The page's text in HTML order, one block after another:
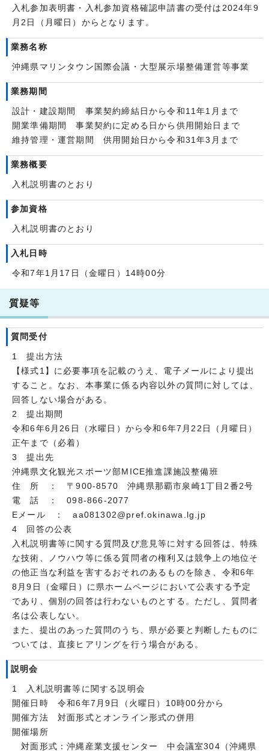
入札参加表明書・入札参加資格確認申請書の受付は2024年9
月2日（月曜日）からとなります。
業務名称
沖縄県マリンタウン国際会議・大型展示場整備運営等事業
業務期間
設計・建設期間 事業契約締結日から令和11年1月まで
開業準備期間 事業契約に定める日から供用開始日まで
維持管理・運営期間 供用開始日から令和31年3月まで
業務概要
入札説明書のとおり
参加資格
入札説明書のとおり
入札日時
令和7年1月17日（金曜日）14時00分
質疑等
質問受付
1 提出方法
【様式1】に必要事項を記載のうえ、電子メールにより提出
すること。なお、本事業に係る内容以外の質問に対しては、
回答しない場合がある。
2 提出期間
令和6年6月26日（水曜日）から令和6年7月22日（月曜日）
正午まで（必着）
3 提出先
沖縄県文化観光スポーツ部MICE推進課施設整備班
住 所 ： 〒900-8570 沖縄県那覇市泉崎1丁目2番2号
電 話 ： 098-866-2077
Eメール ： aa081302@pref.okinawa.lg.jp
4 回答の公表
入札説明書等に関する質問及び意見等に対する回答は、特殊
な技術、ノウハウ等に係る質問者の権利又は競争上の地位そ
の他正当な利益を害するおそれのあるものを除き、令和6年
8月9日（金曜日）に県ホームページにおいて公表する予定
であり、個別の回答は行わないものとする。ただし、質問者
名は公表しない。
また、提出のあった質問のうち、県が必要と判断したものに
ついては、直接ヒアリングを行う場合がある。
説明会
1 入札説明書等に関する説明会
開催日時 令和6年7月9日（火曜日）10時00分から
開催方法 対面形式とオンライン形式の併用
開催場所
対面形式：沖縄産業支援センター 中会議室304（沖縄県